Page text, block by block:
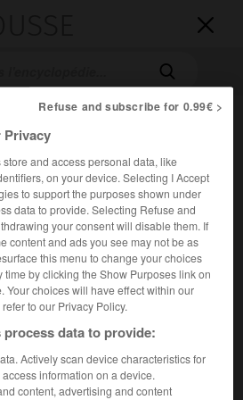


>Michel LAffilard
L'Affilard
l'ouvrage Larousse « Dictionnaire
et théoricien français ( ? v. 1656 –
Refuse and subscribe for 0.99€ >
Privacy
store and access personal data, like
on your device. Selecting I Accept
to support the purposes shown under
data to provide. Selecting Refuse and
your consent will disable them. If
content and ads you see may not be as
this menu to change your choices
time by clicking the Show Purposes link on
Your choices will have effect within our
to our Privacy Policy.
data to provide:
Actively scan device characteristics for
information on a device.
content, advertising and content